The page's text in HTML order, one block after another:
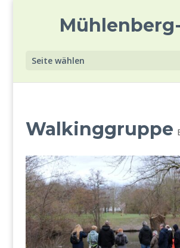
Seite wählen
Walkinggruppe